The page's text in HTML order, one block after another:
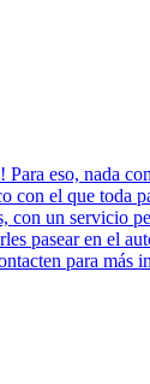
eso, nada
el que toda
un servicio
pasear en el
para más